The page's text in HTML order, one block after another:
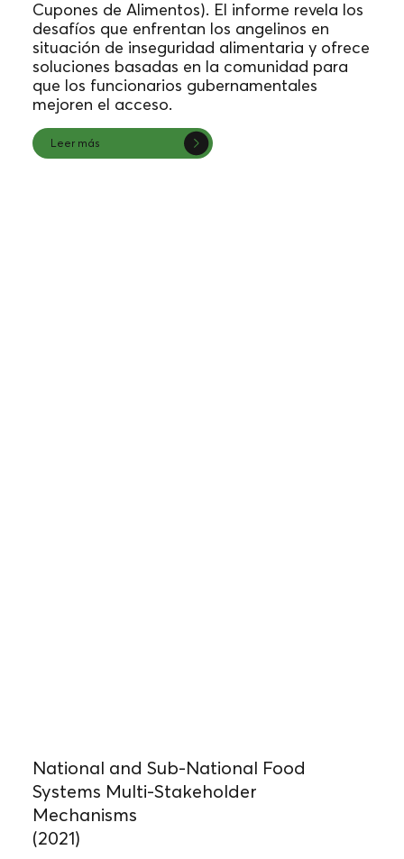
Cupones de Alimentos). El informe revela los
desafíos que enfrentan los angelinos en
situación de inseguridad alimentaria y ofrece
soluciones basadas en la comunidad para
que los funcionarios gubernamentales
mejoren el acceso.
Leer más
National and Sub-National Food
Systems Multi-Stakeholder
Mechanisms
(2021)